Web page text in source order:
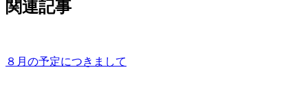
関連記事
８月の予定につきまして